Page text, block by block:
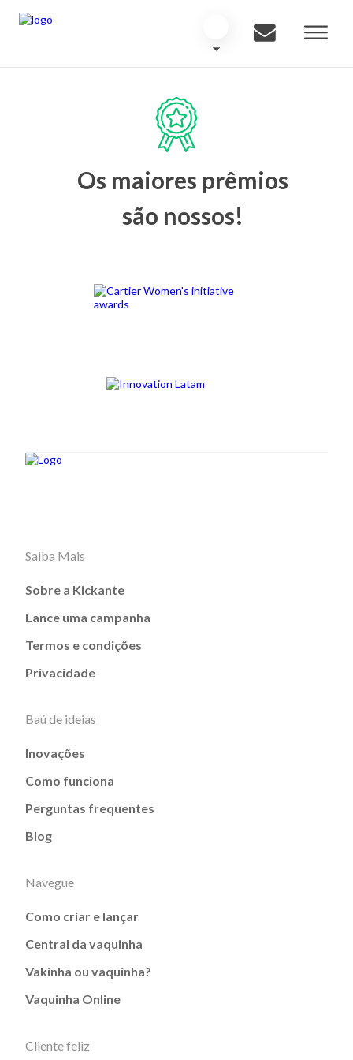
Os maiores prêmios
são nossos!
Saiba Mais
Sobre a Kickante
Lance uma campanha
Termos e condições
Privacidade
Baú de ideias
Inovações
Como funciona
Perguntas frequentes
Blog
Navegue
Como criar e lançar
Central da vaquinha
Vakinha ou vaquinha?
Vaquinha Online
Cliente feliz